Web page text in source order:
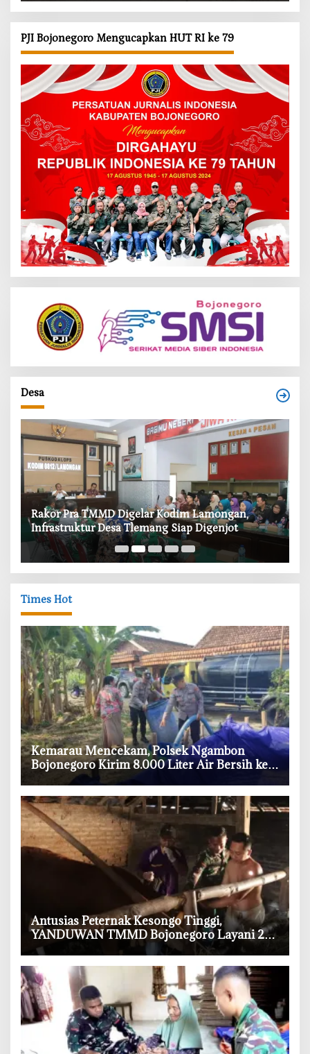
PJI Bojonegoro Mengucapkan HUT RI ke 79
Desa
‎Rakor Pra TMMD Digelar Kodim Lamongan,
Infrastruktur Desa Tlemang Siap Digenjot
Times Hot
‎Kemarau Mencekam, Polsek Ngambon
Bojonegoro Kirim 8.000 Liter Air Bersih ke
Warga Bondol
‎Antusias Peternak Kesongo Tinggi,
YANDUWAN TMMD Bojonegoro Layani 278
Ternak